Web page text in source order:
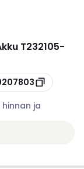
T232105-
ja